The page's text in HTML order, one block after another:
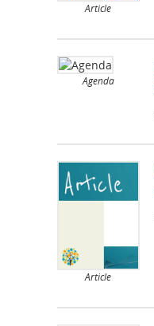
Article
Agenda
Article